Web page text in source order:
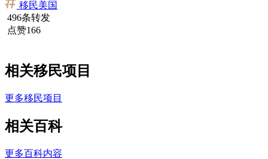
移民美国
496条转发
点赞166
相关移民项目
更多移民项目
相关百科
更多百科内容